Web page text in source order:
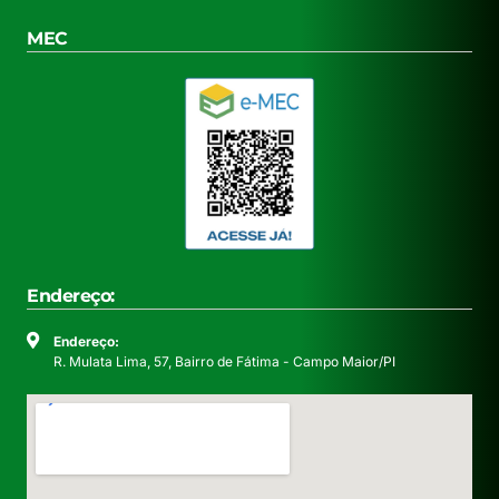
MEC
Endereço:
Endereço:
R. Mulata Lima, 57, Bairro de Fátima - Campo Maior/PI